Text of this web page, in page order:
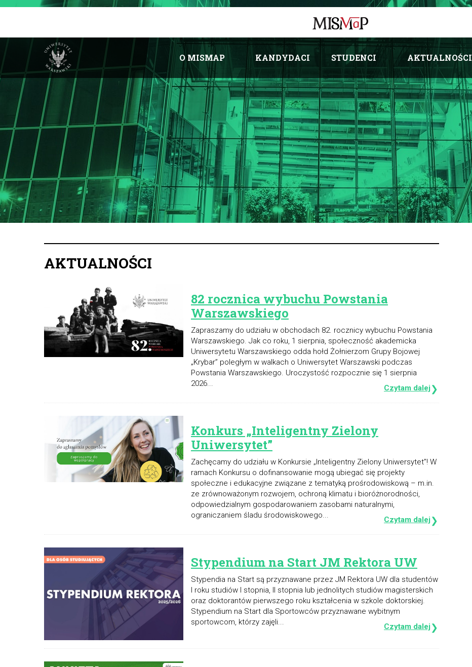
O MISMAP KANDYDACI STUDENCI AKTUALNOŚCI
AKTUALNOŚCI
82 rocznica wybuchu Powstania
Warszawskiego
Zapraszamy do udziału w obchodach 82. rocznicy wybuchu Powstania
Warszawskiego. Jak co roku, 1 sierpnia, społeczność akademicka
Uniwersytetu Warszawskiego odda hołd Żołnierzom Grupy Bojowej
„Krybar” poległym w walkach o Uniwersytet Warszawski podczas
Powstania Warszawskiego. Uroczystość rozpocznie się 1 sierpnia
2026...
Czytam dalej❯
Konkurs „Inteligentny Zielony
Uniwersytet”
Zachęcamy do udziału w Konkursie „Inteligentny Zielony Uniwersytet”! W
ramach Konkursu o dofinansowanie mogą ubiegać się projekty
społeczne i edukacyjne związane z tematyką prośrodowiskową – m.in.
ze zrównoważonym rozwojem, ochroną klimatu i bioróżnorodności,
odpowiedzialnym gospodarowaniem zasobami naturalnymi,
ograniczaniem śladu środowiskowego...
Czytam dalej❯
Stypendium na Start JM Rektora UW
Stypendia na Start są przyznawane przez JM Rektora UW dla studentów
I roku studiów I stopnia, II stopnia lub jednolitych studiów magisterskich
oraz doktorantów pierwszego roku kształcenia w szkole doktorskiej.
Stypendium na Start dla Sportowców przyznawane wybitnym
sportowcom, którzy zajęli...
Czytam dalej❯